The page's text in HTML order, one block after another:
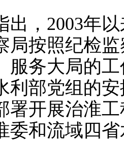
，2003年
局按照纪检
服务大局的
利部党组的
署开展治淮
委和流域四